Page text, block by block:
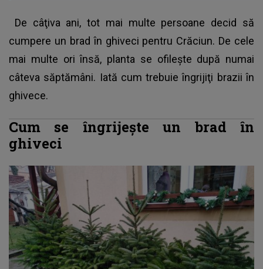
De câţiva ani, tot mai multe persoane decid să
cumpere un brad în ghiveci pentru Crăciun. De cele
mai multe ori însă, planta se ofileşte după numai
câteva săptămâni. Iată cum trebuie îngrijiţi brazii în
ghivece.
Cum se îngrijeşte un brad în
ghiveci